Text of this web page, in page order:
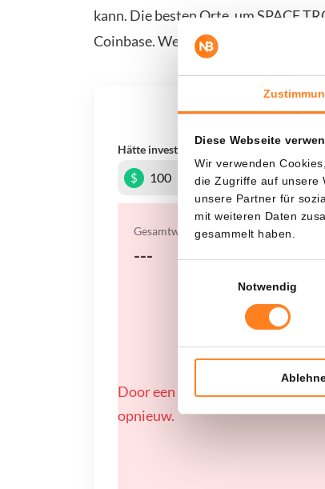
Diese Webseite
Wir verwenden
die Zugriffe auf unsere
unsere Partner für
mit weiteren Daten
gesammelt haben.
Notwendig
kann. Die besten Orte, um SPACE
Coinbase. Weitere Anbieter finden
Hätte investiert
$
Gesamtwert
---
Door een fout konden er geen
opnieuw.